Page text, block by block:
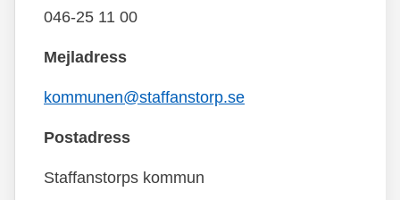
046-25 11 00
Mejladress
kommunen@staffanstorp.se
Postadress
Staffanstorps kommun